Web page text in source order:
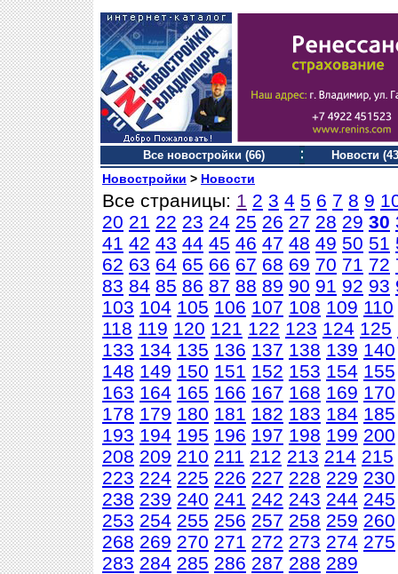
Все новостройки (66) Новости
Новостройки > Новости
Все страницы: 1 2 3 4 5 6 7 8 9
20 21 22 23 24 25 26 27 28 29 30
41 42 43 44 45 46 47 48 49 50 51
62 63 64 65 66 67 68 69 70 71 72
83 84 85 86 87 88 89 90 91 92 93
103 104 105 106 107 108 109 110
118 119 120 121 122 123 124 125
133 134 135 136 137 138 139 140
148 149 150 151 152 153 154 155
163 164 165 166 167 168 169 170
178 179 180 181 182 183 184 185
193 194 195 196 197 198 199 200
208 209 210 211 212 213 214 215
223 224 225 226 227 228 229 230
238 239 240 241 242 243 244 245
253 254 255 256 257 258 259 260
268 269 270 271 272 273 274 275
283 284 285 286 287 288 289